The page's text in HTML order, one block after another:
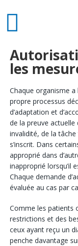
les
Chaque organisme a
propre processus
d’adaptation et
de la preuve actuelle
invalidité, de la
s’inscrit. Dans
approprié dans
inapproprié lorsqu’il
Chaque demande
évaluée au cas par
Comme les patients
restrictions et des
ceux ayant reçu un
penche davantage